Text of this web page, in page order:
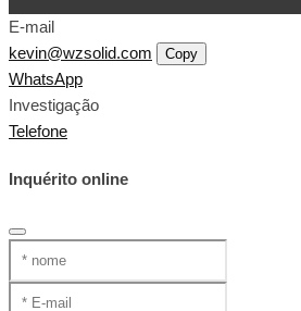
E-mail
kevin@wzsolid.com
Copy
WhatsApp
Investigação
Telefone
Inquérito online